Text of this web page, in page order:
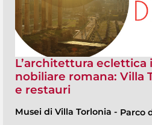
L’architettura eclettica
nobiliare romana: Villa
e restauri
Musei di Villa Torlonia - Parco